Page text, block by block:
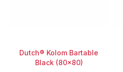
Dutch® Kolom Bartable
Black (80x80)